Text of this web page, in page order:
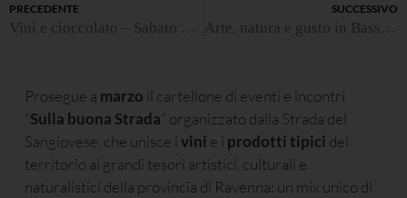
PRECEDENTE
Vini e cioccolato – Sabato 24 febbraio
SUCCESSIVO
Arte, natura e gusto in Bassa Romagna – Sabato 16 marzo
Prosegue a marzo il cartellone di eventi e incontri
“ Sulla buona Strada“ organizzato dalla Strada del
Sangiovese, che unisce ivini e i prodotti tipici del
territorio ai grandi tesori artistici, culturali e
naturalistici della provincia di Ravenna: un mix unico di